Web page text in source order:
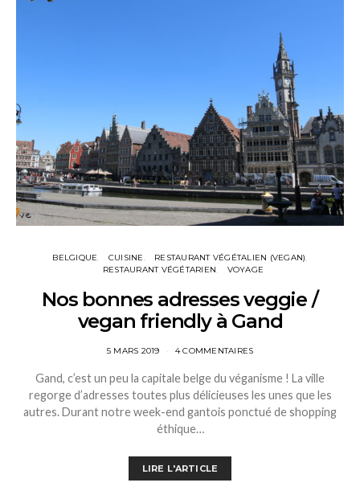
BELGIQUE CUISINE
RESTAURANT VÉGÉTALIEN (VEGAN)
RESTAURANT VÉGÉTARIEN
VOYAGE
Nos bonnes adresses veggie /
vegan friendly à Gand
5 MARS 2019 4 COMMENTAIRES
Gand, c’est un peu la capitale belge du véganisme ! La ville
regorge d’adresses toutes plus délicieuses les unes que les
autres. Durant notre week-end gantois ponctué de shopping
éthique…
LIRE L'ARTICLE